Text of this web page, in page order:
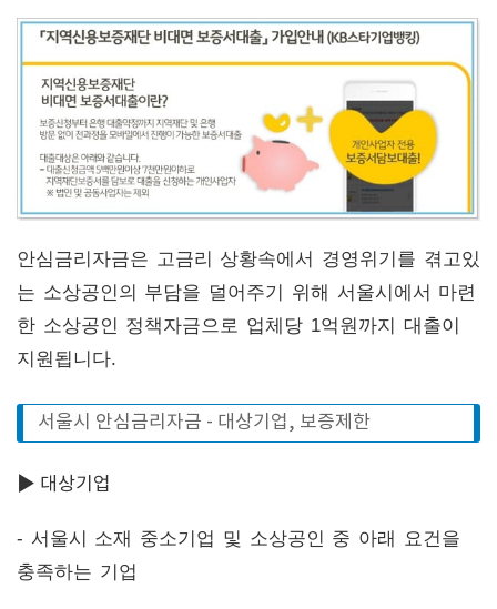
안심금리자금은 고금리 상황속에서 경영위기를 겪고있
는 소상공인의 부담을 덜어주기 위해 서울시에서 마련
한 소상공인 정책자금으로 업체당 1억원까지 대출이
지원됩니다.
서울시 안심금리자금 - 대상기업, 보증제한
▶ 대상기업
- 서울시 소재 중소기업 및 소상공인 중 아래 요건을
충족하는 기업